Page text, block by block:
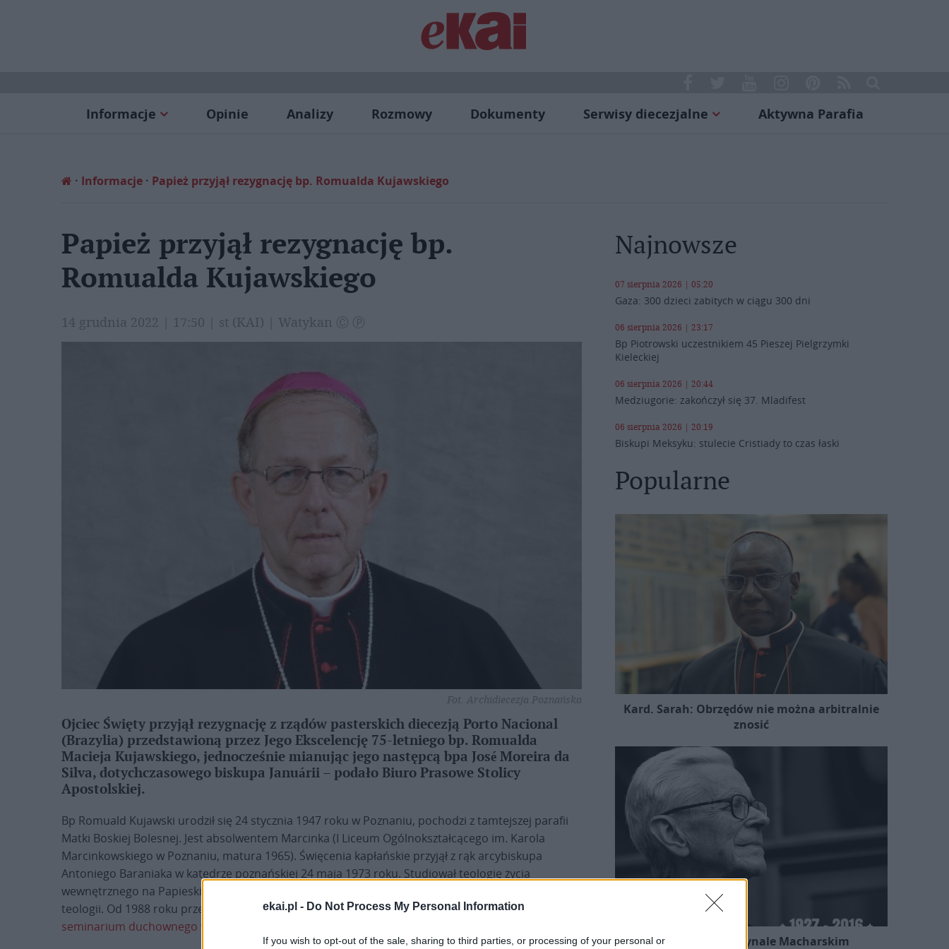
ekai.pl - Do Not Process My Personal Information
If you wish to opt-out of the sale, sharing to third parties, or processing of your personal or
Informacje Opinie Analizy Rozmowy Dokumenty Serwisy diecezjalne Aktywna Parafia
Informacje Papież przyjął rezygnację bp. Romualda Kujawskiego
Papież przyjął rezygnację bp.
Romualda Kujawskiego
14 grudnia 2022 | 17:50 | st (KAI) | Watykan Ⓒ Ⓟ
Fot. Archidiecezja Poznańska
Ojciec Święty przyjął rezygnację z rządów pasterskich diecezją Porto Nacional
(Brazylia) przedstawioną przez Jego Ekscelencję 75-letniego bp. Romualda
Macieja Kujawskiego, jednocześnie mianując jego następcą bpa José Moreira da
Silva, dotychczasowego biskupa Januárii – podało Biuro Prasowe Stolicy
Apostolskiej.
Bp Romuald Kujawski urodził się 24 stycznia 1947 roku w Poznaniu, pochodzi z tamtejszej parafii
Matki Boskiej Bolesnej. Jest absolwentem Marcinka (I Liceum Ogólnokształcącego im. Karola
Marcinkowskiego w Poznaniu, matura 1965). Święcenia kapłańskie przyjął z rąk arcybiskupa
Antoniego Baraniaka w katedrze poznańskiej 24 maja 1973 roku. Studiował teologię życia
wewnętrznego na Papieskim Uniwersytecie Gregoriańskim w Rzymie i uzyskał tytuł doktora
teologii. Od 1988 roku przebywa w Brazylii, gdzie przez wiele lat był profesorem i rektorem
seminarium duchownego w Diamantina.
Najnowsze
07 sierpnia 2026 | 05:20
Gaza: 300 dzieci zabitych w ciągu 300 dni
06 sierpnia 2026 | 23:17
Bp Piotrowski uczestnikiem 45 Pieszej Pielgrzymki
Kieleckiej
06 sierpnia 2026 | 20:44
Medziugorie: zakończył się 37. Mladifest
06 sierpnia 2026 | 20:19
Biskupi Meksyku: stulecie Cristiady to czas łaski
Popularne
Kard. Sarah: Obrzędów nie można arbitralnie
znosić
Kard. Ryś o kardynale Macharskim